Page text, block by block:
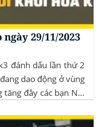
29/11/2023
đánh dấu lần thứ 2
dao động ở vùng
đây các bạn Nội